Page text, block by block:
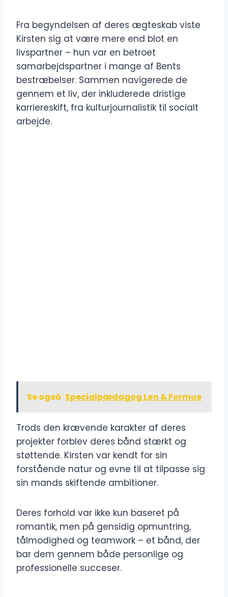
Fra begyndelsen af deres ægteskab viste
Kirsten sig at være mere end blot en
livspartner – hun var en betroet
samarbejdspartner i mange af Bents
bestræbelser. Sammen navigerede de
gennem et liv, der inkluderede dristige
karriereskift, fra kulturjournalistik til socialt
arbejde.
Se også Specialpædagog Løn & Formue
Trods den krævende karakter af deres
projekter forblev deres bånd stærkt og
støttende. Kirsten var kendt for sin
forstående natur og evne til at tilpasse sig
sin mands skiftende ambitioner.
Deres forhold var ikke kun baseret på
romantik, men på gensidig opmuntring,
tålmodighed og teamwork – et bånd, der
bar dem gennem både personlige og
professionelle succeser.